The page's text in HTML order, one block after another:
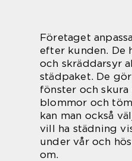
Företaget
efter kunden. De
och skräddarsyr
städpaket. De
fönster och
blommor och
kan man också
vill ha städning
under vår och
om.